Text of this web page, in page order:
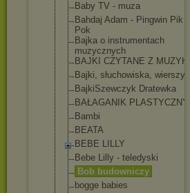
Baby TV - muza
Bahdaj Adam - Pingwin Pik
Pok
Bajka o instrumentach
muzycznych
BAJKI CZYTANE Z MUZYKĄ
Bajki, słuchowiska, wierszyki
BajkiSzewczyk Dratewka
BAŁAGANIK PLASTYCZNY
Bambi
BEATA
BEBE LILLY
Bebe Lilly - teledyski
Bob budowniczy
bogge babies